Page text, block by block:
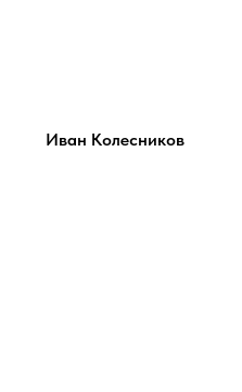
Иван Колесников